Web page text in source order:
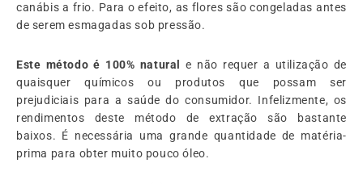
canábis a frio. Para o efeito, as flores são congeladas antes
de serem esmagadas sob pressão.
Este método é 100% naturale não requer a utilização de
quaisquer químicos ou produtos que possam ser
prejudiciais para a saúde do consumidor. Infelizmente, os
rendimentos deste método de extração são bastante
baixos. É necessária uma grande quantidade de matéria-
prima para obter muito pouco óleo.